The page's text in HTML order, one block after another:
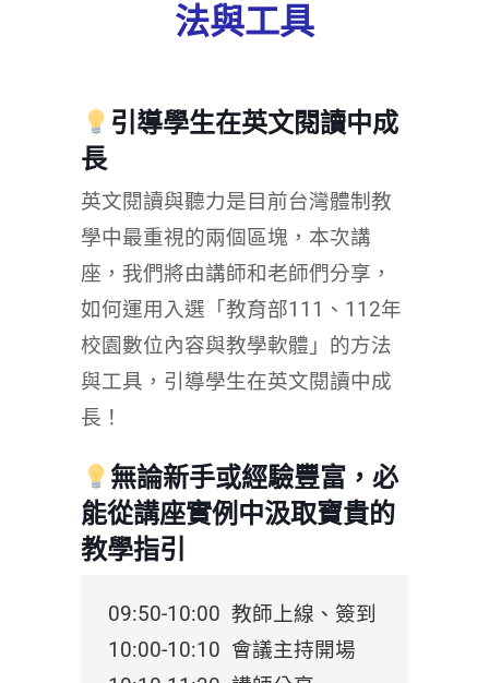
法與工具
引導學生在英文閱讀中成
長
英文閱讀與聽力是目前台灣體制教
學中最重視的兩個區塊，本次講
座，我們將由講師和老師們分享，
如何運用入選「教育部111、112年
校園數位內容與教學軟體」的方法
與工具，引導學生在英文閱讀中成
長！
無論新手或經驗豐富，必
能從講座實例中汲取寶貴的
教學指引
09:50-10:00 教師上線、簽到
10:00-10:10 會議主持開場